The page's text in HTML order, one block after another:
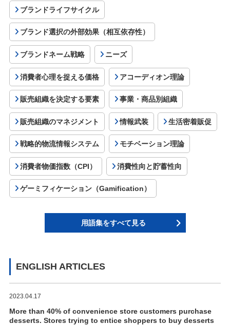
ブランドライフサイクル
ブランド選択の外部効果（相互依存性）
ブランドネーム戦略 ニーズ
消費者心理を捉える価格 アコーディオン理論
販売組織を決定する要素 事業・商品別組織
販売組織のマネジメント 情報武装 生活密着販促
戦略的物流情報システム モチベーション理論
消費者物価指数（CPI） 消費性向と貯蓄性向
ゲーミフィケーション（Gamification）
用語集をすべて見る
ENGLISH ARTICLES
2023.04.17
More than 40% of convenience store customers purchase
desserts. Stores trying to entice shoppers to buy desserts